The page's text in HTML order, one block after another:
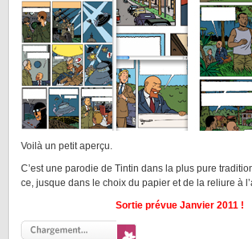
Voilà un petit aperçu.
C’est une parodie de Tintin dans la plus pure
ce, jusque dans le choix du papier et de la reliure à
Sortie prévue Janvier 2011 !